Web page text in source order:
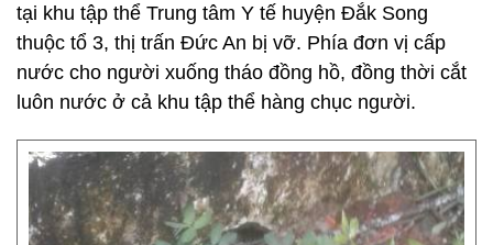
tại khu tập thể Trung tâm Y tế huyện Đắk Song
thuộc tổ 3, thị trấn Đức An bị vỡ. Phía đơn vị cấp
nước cho người xuống tháo đồng hồ, đồng thời cắt
luôn nước ở cả khu tập thể hàng chục người.